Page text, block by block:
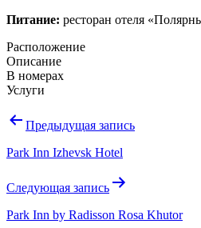
Питание: ресторан отеля
Расположение
Описание
В номерах
Услуги
Навигация
записям
Предыдущая запись
Park Inn Izhevsk Hotel
Следующая запись
Park Inn by Radisson Rosa Khutor